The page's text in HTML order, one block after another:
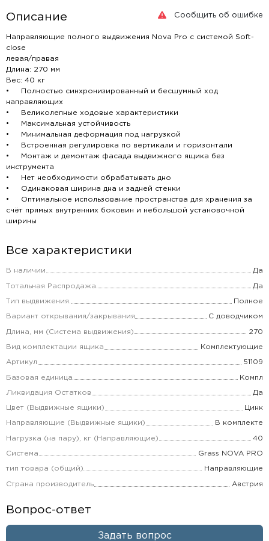
Сообщить об ошибке
Описание
Направляющие полного выдвижения Nova Pro с системой Soft-
close
левая/правая
Длина: 270 мм
Вес: 40 кг
• Полностью синхронизированный и бесшумный ход
направляющих
• Великолепные ходовые характеристики
• Максимальная устойчивость
• Минимальная деформация под нагрузкой
• Встроенная регулировка по вертикали и горизонтали
• Монтаж и демонтаж фасада выдвижного ящика без
инструмента
• Нет необходимости обрабатывать дно
• Одинаковая ширина дна и задней стенки
• Оптимальное использование пространства для хранения за
счёт прямых внутренних боковин и небольшой установочной
ширины
Все характеристики
В наличии Да
Тотальная Распродажа Да
Тип выдвижения. Полное
Вариант открывания/закрывания С доводчиком
Длина, мм (Система выдвижения) 270
Вид комплектации ящика Комплектующие
Артикул 51109
Базовая единица Компл
Ликвидация Остатков Да
Цвет (Выдвижные ящики) Цинк
Направляющие (Выдвижные ящики) В комплекте
Нагрузка (на пару), кг (Направляющие) 40
Система Grass NOVA PRO
тип товара (общий) Направляющие
Страна производитель Австрия
Вопрос-ответ
Задать вопрос